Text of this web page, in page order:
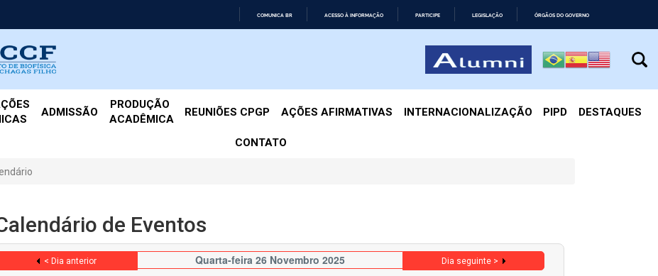
COMUNICA BR ACESSO À INFORMAÇÃO PARTICIPE LEGISLAÇÃO ÓRGÃOS DO GOVERNO
ADMISSÃO
PRODUÇÃO
ACADÊMICA
REUNIÕES CPGP AÇÕES AFIRMATIVAS INTERNACIONALIZAÇÃO PIPD DESTAQUES
CONTATO
de Eventos
< Dia anterior Quarta-feira 26 Novembro 2025 Dia seguinte >